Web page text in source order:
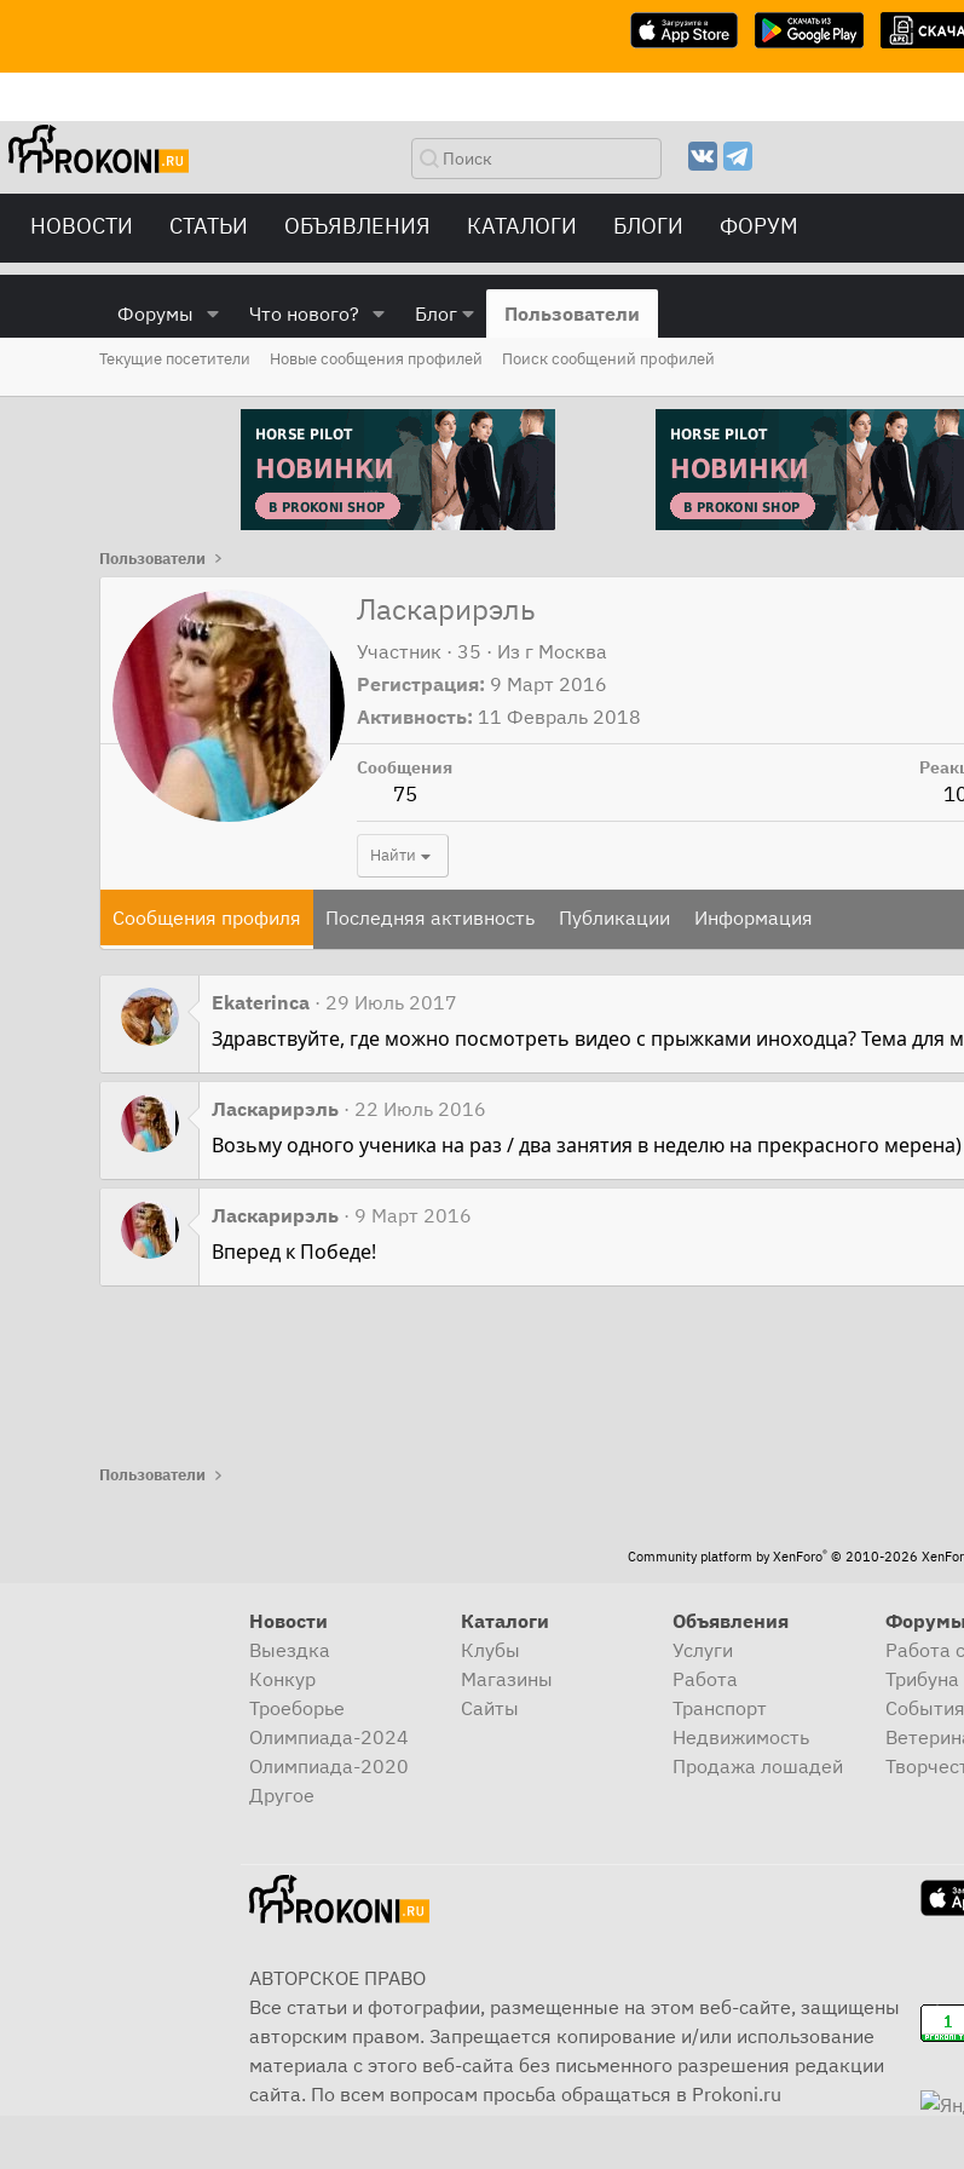
НОВОСТИ СТАТЬИ ОБЪЯВЛЕНИЯ КАТАЛОГИ БЛОГИ ФОРУМ
Форумы Что нового? Блог Пользователи
Текущие посетители Новые сообщения профилей Поиск сообщений профилей
Пользователи
Ласкарирэль
Участник · 35 · Из г Москва
Регистрация 9 Март 2016
Активность 11 Февраль 2018
Сообщения
75
Найти
Сообщения профиля Последняя активность Публикации Информация
Ekaterinca 29 Июль 2017
Здравствуйте, где можно посмотреть видео с прыжками иноходца? Тема для
Ласкарирэль 22 Июль 2016
Возьму одного ученика на раз / два занятия в неделю на прекрасного
Ласкарирэль 9 Март 2016
Вперед к Победе!
Пользователи
Community platform by XenForo® © 2010-2026
Новости
Выездка
Конкур
Троеборье
Олимпиада-2024
Олимпиада-2020
Другое
Каталоги
Клубы
Магазины
Сайты
Объявления
Услуги
Работа
Транспорт
Недвижимость
Продажа лошадей
Форумы
Работа
Трибуна
События
АВТОРСКОЕ ПРАВО
Все статьи и фотографии, размещенные на этом веб-сайте, защищены
авторским правом. Запрещается копирование и/или использование
материала с этого веб-сайта без письменного разрешения редакции
сайта. По всем вопросам просьба обращаться в Prokoni.ru